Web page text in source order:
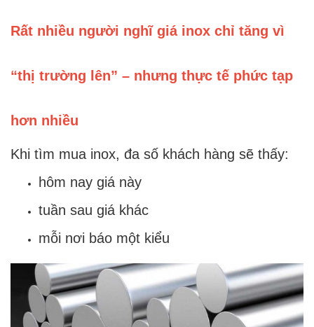
Rất nhiều người nghĩ giá inox chỉ tăng vì
“thị trường lên” – nhưng thực tế phức tạp
hơn nhiều
Khi tìm mua inox, đa số khách hàng sẽ thấy:
hôm nay giá này
tuần sau giá khác
mỗi nơi báo một kiểu